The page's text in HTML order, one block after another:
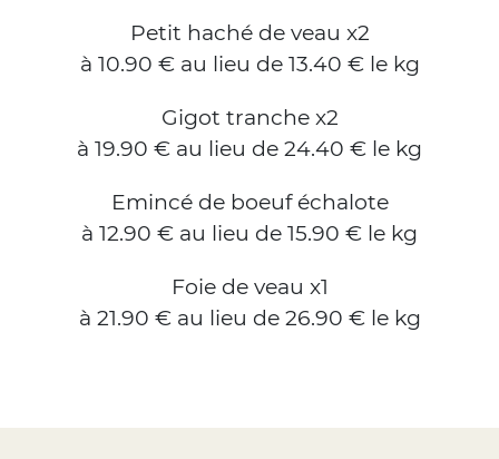
Petit haché de veau x2
à 10.90 € au lieu de 13.40 € le kg
Gigot tranche x2
à 19.90 € au lieu de 24.40 € le kg
Emincé de boeuf échalote
à 12.90 € au lieu de 15.90 € le kg
Foie de veau x1
à 21.90 € au lieu de 26.90 € le kg